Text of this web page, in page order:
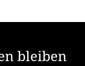
bleiben